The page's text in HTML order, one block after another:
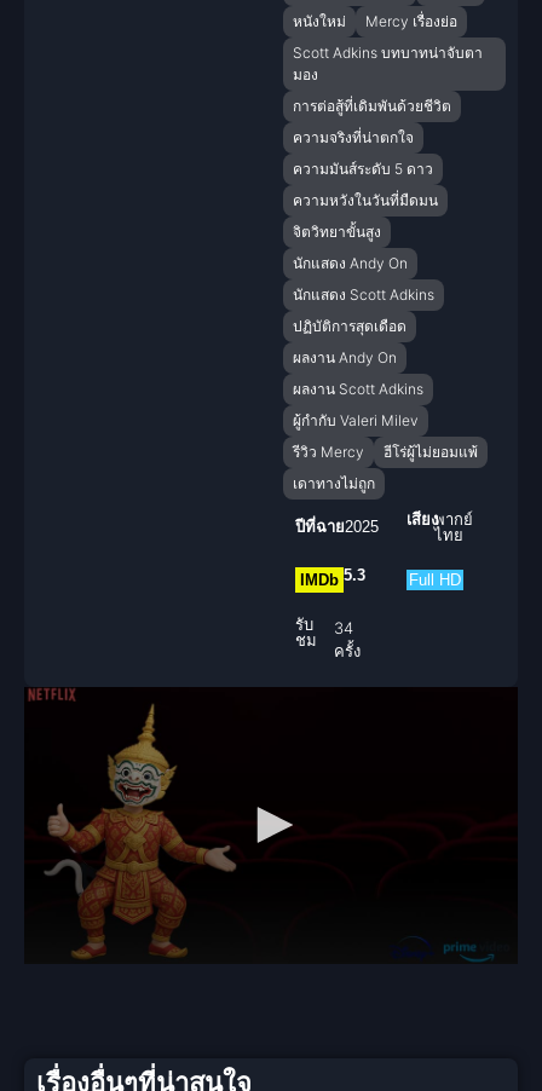
หนังใหม่
Mercy เรื่องย่อ
Scott Adkins บทบาทน่าจับตา
มอง
การต่อสู้ที่เดิมพันด้วยชีวิต
ความจริงที่น่าตกใจ
ความมันส์ระดับ 5 ดาว
ความหวังในวันที่มืดมน
จิตวิทยาขั้นสูง
นักแสดง Andy On
นักแสดง Scott Adkins
ปฏิบัติการสุดเดือด
ผลงาน Andy On
ผลงาน Scott Adkins
ผู้กำกับ Valeri Milev
รีวิว Mercy
ฮีโร่ผู้ไม่ยอมแพ้
เดาทางไม่ถูก
ปีที่ฉาย2025 เสียงพากย์
ไทย
IMDb 5.3 Full HD
รับ
ชม
34
ครั้ง
เรื่องอื่นๆที่น่าสนใจ